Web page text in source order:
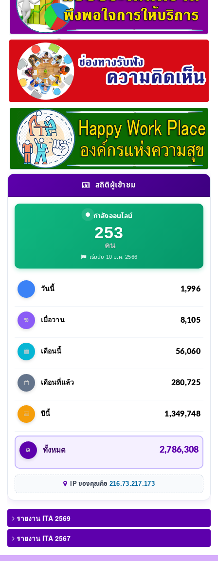
สถิติผู้เข้าชม
กำลังออนไลน์
253
คน
เริ่มนับ 10 ม.ค. 2566
วันนี้ 1,996
เมื่อวาน 8,105
เดือนนี้ 56,060
เดือนที่แล้ว 280,725
ปีนี้ 1,349,748
ทั้งหมด 2,786,308
IP ของคุณคือ 216.73.217.173
รายงาน ITA 2569
รายงาน ITA 2567